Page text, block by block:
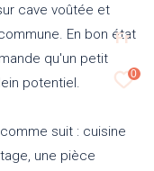
Fr
0
cave voûtée et
En bon état
qu'un petit
potentiel.
suit : cuisine
une pièce